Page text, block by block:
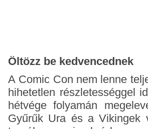
Öltözz be kedvencednek
A Comic Con nem lenne
hihetetlen részletességgel
hétvége folyamán
Gyűrűk Ura és a Vikingek